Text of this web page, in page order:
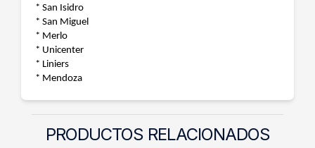
* San Isidro
* San Miguel
* Merlo
* Unicenter
* Liniers
* Mendoza
PRODUCTOS RELACIONADOS